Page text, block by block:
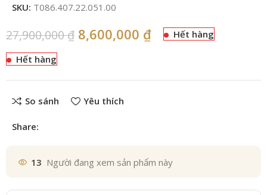
SKU: T086.407.22.051.00
27,900,000₫ 8,600,000 ₫ Hết hàng
Hết hàng
So sánh Yêu thích
Share:
13 Người đang xem sản phẩm này